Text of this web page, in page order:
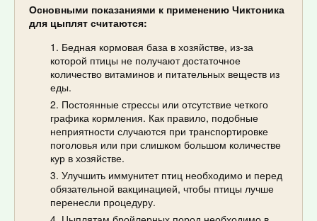
Основными показаниями к применению Чиктоника
для цыплят считаются:
Бедная кормовая база в хозяйстве, из-за
которой птицы не получают достаточное
количество витаминов и питательных веществ из
еды.
Постоянные стрессы или отсутствие четкого
графика кормления. Как правило, подобные
неприятности случаются при транспортировке
поголовья или при слишком большом количестве
кур в хозяйстве.
Улучшить иммунитет птиц необходимо и перед
обязательной вакцинацией, чтобы птицы лучше
перенесли процедуру.